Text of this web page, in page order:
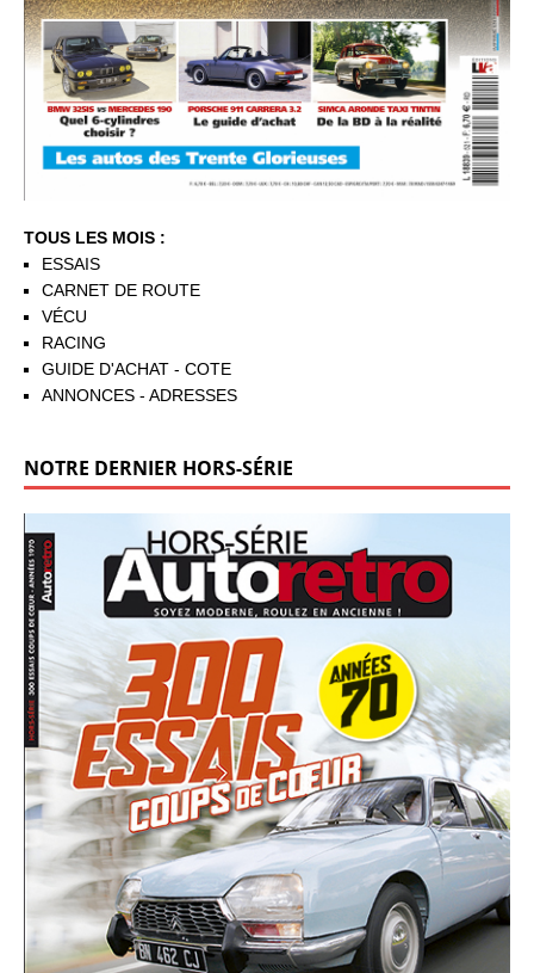
TOUS LES MOIS :
ESSAIS
CARNET DE ROUTE
VÉCU
RACING
GUIDE D'ACHAT - COTE
ANNONCES - ADRESSES
NOTRE DERNIER HORS-SÉRIE